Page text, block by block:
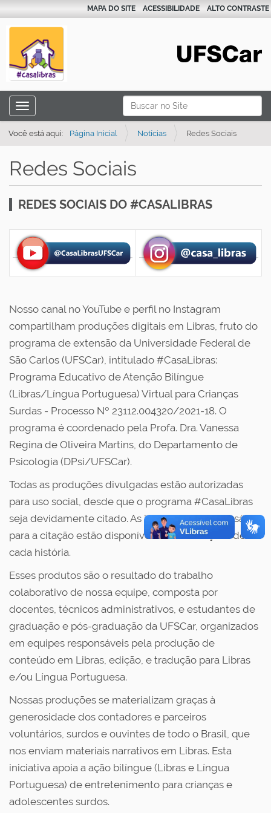
Busca
Busca Avançada…
MAPA DO SITE ACESSIBILIDADE ALTO CONTRASTE
Toggle navigation
Você está aqui: Página Inicial Notícias Redes Sociais
Redes Sociais
REDES SOCIAIS DO #CASALIBRAS
Nosso canal no YouTube e perfil no Instagram
compartilham produções digitais em Libras, fruto do
programa de extensão da Universidade Federal de
São Carlos (UFSCar), intitulado #CasaLibras:
Programa Educativo de Atenção Bilíngue
(Libras/Língua Portuguesa) Virtual para Crianças
Surdas - Processo Nº 23112.004320/2021-18. O
programa é coordenado pela Profa. Dra. Vanessa
Regina de Oliveira Martins, do Departamento de
Psicologia (DPsi/UFSCar).
Todas as produções divulgadas estão autorizadas
para uso social, desde que o programa #CasaLibras
seja devidamente citado. As informações necessárias
para a citação estão disponíveis nas descrições de
cada história.
Esses produtos são o resultado do trabalho
colaborativo de nossa equipe, composta por
docentes, técnicos administrativos, e estudantes de
graduação e pós-graduação da UFSCar, organizados
em equipes responsáveis pela produção de
conteúdo em Libras, edição, e tradução para Libras
e/ou Língua Portuguesa.
Nossas produções se materializam graças à
generosidade dos contadores e parceiros
voluntários, surdos e ouvintes de todo o Brasil, que
nos enviam materiais narrativos em Libras. Esta
iniciativa apoia a ação bilíngue (Libras e Língua
Portuguesa) de entretenimento para crianças e
adolescentes surdos.